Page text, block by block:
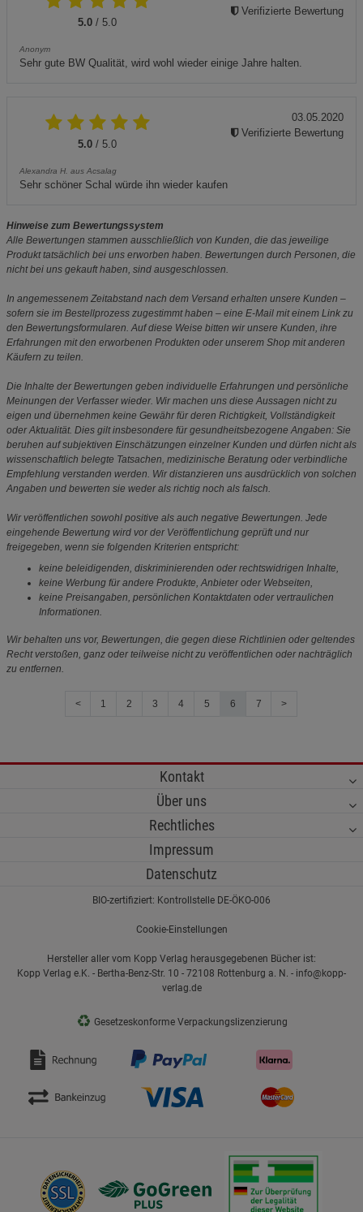
5.0 / 5.0
Anonym
Sehr gute BW Qualität, wird wohl wieder einige Jahre halten.
Verifizierte Bewertung
5.0 / 5.0
Alexandra H. aus Acsalag
Sehr schöner Schal würde ihn wieder kaufen
03.05.2020
Verifizierte Bewertung
Hinweise zum Bewertungssystem
Alle Bewertungen stammen ausschließlich von Kunden, die das jeweilige
Produkt tatsächlich bei uns erworben haben. Bewertungen durch Personen, die
nicht bei uns gekauft haben, sind ausgeschlossen.
In angemessenem Zeitabstand nach dem Versand erhalten unsere Kunden –
sofern sie im Bestellprozess zugestimmt haben – eine E-Mail mit einem Link zu
den Bewertungsformularen. Auf diese Weise bitten wir unsere Kunden, ihre
Erfahrungen mit den erworbenen Produkten oder unserem Shop mit anderen
Käufern zu teilen.
Die Inhalte der Bewertungen geben individuelle Erfahrungen und persönliche
Meinungen der Verfasser wieder. Wir machen uns diese Aussagen nicht zu
eigen und übernehmen keine Gewähr für deren Richtigkeit, Vollständigkeit
oder Aktualität. Dies gilt insbesondere für gesundheitsbezogene Angaben: Sie
beruhen auf subjektiven Einschätzungen einzelner Kunden und dürfen nicht als
wissenschaftlich belegte Tatsachen, medizinische Beratung oder verbindliche
Empfehlung verstanden werden. Wir distanzieren uns ausdrücklich von solchen
Angaben und bewerten sie weder als richtig noch als falsch.
Wir veröffentlichen sowohl positive als auch negative Bewertungen. Jede
eingehende Bewertung wird vor der Veröffentlichung geprüft und nur
freigegeben, wenn sie folgenden Kriterien entspricht:
keine beleidigenden, diskriminierenden oder rechtswidrigen Inhalte,
keine Werbung für andere Produkte, Anbieter oder Webseiten,
keine Preisangaben, persönlichen Kontaktdaten oder vertraulichen
Informationen.
Wir behalten uns vor, Bewertungen, die gegen diese Richtlinien oder geltendes
Recht verstoßen, ganz oder teilweise nicht zu veröffentlichen oder nachträglich
zu entfernen.
< 1 2 3 4 5 6 7 >
Kontakt
Über uns
Rechtliches
Impressum
Datenschutz
BIO-zertifiziert: Kontrollstelle DE-ÖKO-006
Cookie-Einstellungen
Hersteller aller vom Kopp Verlag herausgegebenen Bücher ist:
Kopp Verlag e.K. - Bertha-Benz-Str. 10 - 72108 Rottenburg a. N. - info@kopp-
verlag.de
♻ Gesetzeskonforme Verpackungslizenzierung